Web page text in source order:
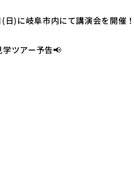
)に岐阜市内にて講演会を開催！
ツアー予告📢